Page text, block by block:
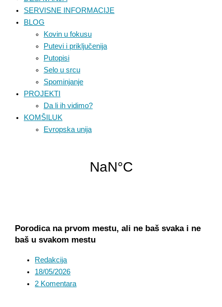
SERVISNE INFORMACIJE
BLOG
Kovin u fokusu
Putevi i priključenija
Putopisi
Selo u srcu
Spominjanje
PROJEKTI
Da li ih vidimo?
KOMŠILUK
Evropska unija
Porodica na prvom mestu, ali ne baš svaka i ne
baš u svakom mestu
Redakcija
18/05/2026
2 Komentara